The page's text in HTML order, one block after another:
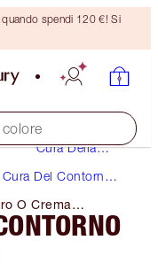
quando spendi 120 €! Si
Cura Della
Cura Del Contorno
O Crema
Occhi